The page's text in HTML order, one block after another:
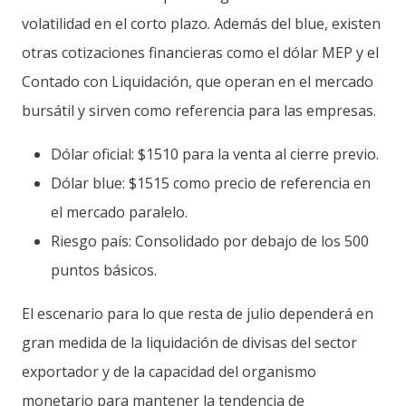
volatilidad en el corto plazo. Además del blue, existen
otras cotizaciones financieras como el dólar MEP y el
Contado con Liquidación, que operan en el mercado
bursátil y sirven como referencia para las empresas.
Dólar oficial: $1510 para la venta al cierre previo.
Dólar blue: $1515 como precio de referencia en
el mercado paralelo.
Riesgo país: Consolidado por debajo de los 500
puntos básicos.
El escenario para lo que resta de julio dependerá en
gran medida de la liquidación de divisas del sector
exportador y de la capacidad del organismo
monetario para mantener la tendencia de